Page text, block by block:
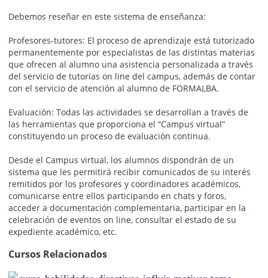
Debemos reseñar en este sistema de enseñanza:
Profesores-tutores: El proceso de aprendizaje está tutorizado
permanentemente por especialistas de las distintas materias
que ofrecen al alumno una asistencia personalizada a través
del servicio de tutorías on line del campus, además de contar
con el servicio de atención al alumno de FORMALBA.
Evaluación: Todas las actividades se desarrollan a través de
las herramientas que proporciona el “Campus virtual”
constituyendo un proceso de evaluación continua.
Desde el Campus virtual, los alumnos dispondrán de un
sistema que les permitirá recibir comunicados de su interés
remitidos por los profesores y coordinadores académicos,
comunicarse entre ellos participando en chats y foros,
acceder a documentación complementaria, participar en la
celebración de eventos on line, consultar el estado de su
expediente académico, etc.
Cursos Relacionados